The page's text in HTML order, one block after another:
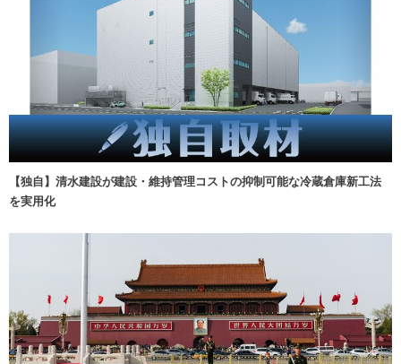
【独自】清水建設が建設・維持管理コストの抑制可能な冷蔵倉庫新工法
を実用化